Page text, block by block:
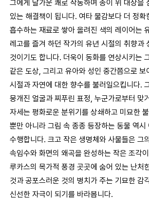
그에게 달가운 쾌로 작동하며 종이 위 대상을
있는 해결책이 됩니다. 여타 물감보다 더 정확
흡수하는 재료로 쌓아 올려진 색의 레이어는
레고를 즐겨 하던 작가의 유년 시절의 취향과
것이기도 합니다. 더욱이 동화를 연상시키는
같은 도상, 그리고 유아와 성인 중간쯤으로 보
시절과 자연에 대한 향수를 불러일으킵니다.
뭉개진 얼굴과 찌푸린 표정, 누군가로부터 맞
자세는 평화로운 분위기를 상쇄하고 미묘한
뿐만 아니라 그림 속 종종 등장하는 동물 역시
수행합니다. 크고 작은 생명체와 사물들은 그
속임수와 화면의 왜곡을 완성하는 작은 조각
루카스의 목가적 풍경 곳곳에 숨어 있는 난처
것과 공포스러운 것의 병치가 주는 기묘한 감
신선한 자극이 되기를 바라봅니다.